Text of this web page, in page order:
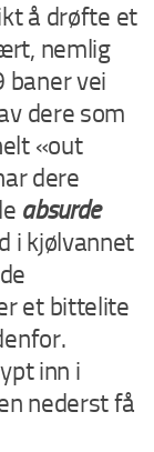
å drøfte et
nemlig
baner vei
dere som
«out
dere
absurde
i kjølvannet
et bittelite
inn i
nederst få